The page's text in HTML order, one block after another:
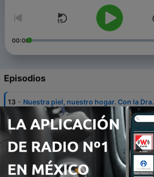
00:00
Episodios
13 - Nuestra piel, nuestro hogar. Con la Dra.
Montserrat Salazar.
30 mar. 2026
12 - El camino te escoge, no tú al camino.
27 nov. 2025
11 - Cirugías que sanan el alma.